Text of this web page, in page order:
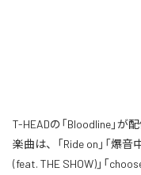
T-HEADの「Bloodline」
楽曲は、「Ride on」「爆音
(feat. THE SHOW)」「